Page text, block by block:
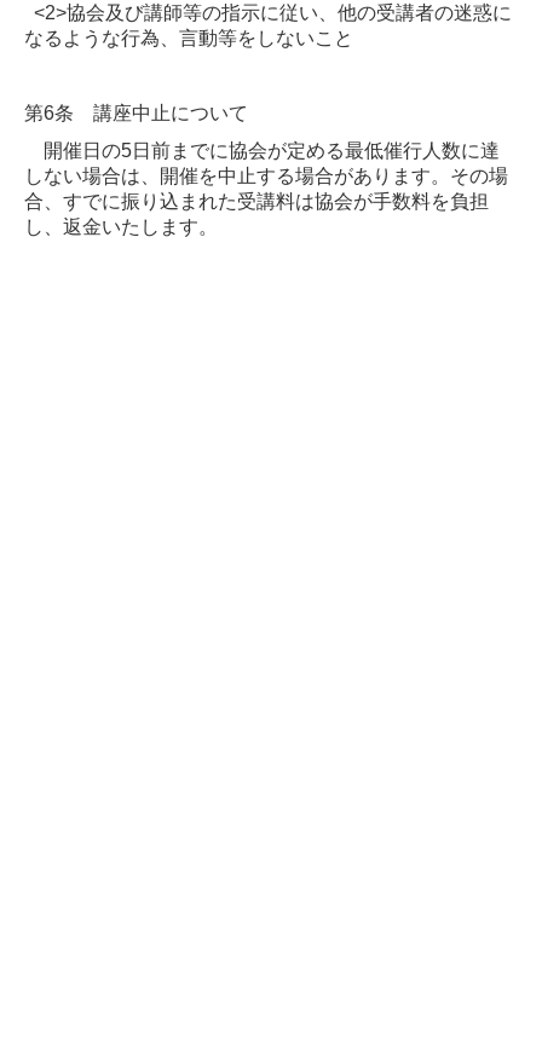
<2>協会及び講師等の指示に従い、他の受講者の迷惑に
なるような行為、言動等をしないこと
第6条 講座中止について
開催日の5日前までに協会が定める最低催行人数に達
しない場合は、開催を中止する場合があります。その場
合、すでに振り込まれた受講料は協会が手数料を負担
し、返金いたします。